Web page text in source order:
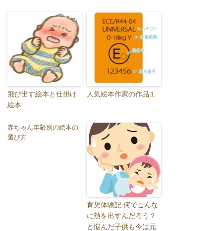
飛び出す絵本と仕掛け
絵本
人気絵本作家の作品１
赤ちゃん年齢別の絵本の
選び方
育児体験記 何でこんな
に熱を出すんだろう？
と悩んだ子供も今は元